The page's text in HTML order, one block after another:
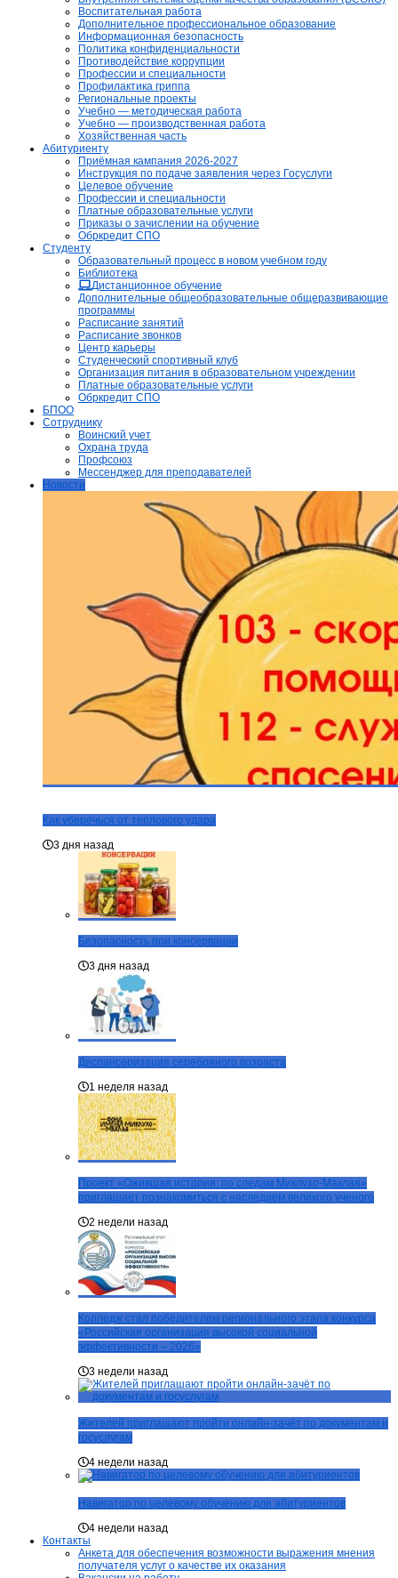
Воспитательная работа
Дополнительное профессиональное образование
Информационная безопасность
Политика конфиденциальности
Противодействие коррупции
Профессии и специальности
Профилактика гриппа
Региональные проекты
Учебно — методическая работа
Учебно — производственная работа
Хозяйственная часть
Абитуриенту
Приёмная кампания 2026-2027
Инструкция по подаче заявления через Госуслуги
Целевое обучение
Профессии и специальности
Платные образовательные услуги
Приказы о зачислении на обучение
Обркредит СПО
Студенту
Образовательный процесс в новом учебном году
Библиотека
Дистанционное обучение
Дополнительные общеобразовательные общеразвивающие
программы
Расписание занятий
Расписание звонков
Центр карьеры
Студенческий спортивный клуб
Организация питания в образовательном учреждении
Платные образовательные услуги
Обркредит СПО
БПОО
Сотруднику
Воинский учет
Охрана труда
Профсоюз
Мессенджер для преподавателей
Новости
Как уберечься от теплового удара
3 дня назад
Безопасность при консервации
3 дня назад
Диспансеризация серебряного возраста
1 неделя назад
Проект «Ожившая история: по следам Миклухо-Маклая»
приглашает познакомиться с наследием великого ученого
2 недели назад
Колледж стал победителем регионального этапа конкурса
«Российская организация высокой социальной
эффективности – 2026»
3 недели назад
Жителей приглашают пройти онлайн-зачёт по документам и
госуслугам
4 недели назад
Навигатор по целевому обучению для абитуриентов
4 недели назад
Контакты
Анкета для обеспечения возможности выражения мнения
получателя услуг о качестве их оказания